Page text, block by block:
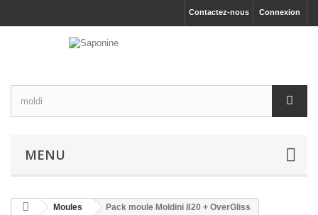
Connexion
Contactez-nous
MENU
Moules Pack moule Moldini 820 + OverGliss